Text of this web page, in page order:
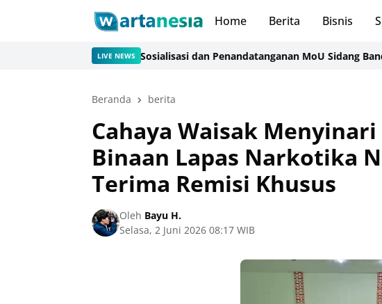
Home Berita Bisnis
LIVE NEWS
Tuan Rumah Sosialisasi dan Penandatanganan MoU Sidang Banding
Beranda berita
Cahaya Waisak
Binaan Lapas Narkotika
Terima Remisi Khusus
Oleh Bayu H.
Selasa, 2 Juni 2026 08:17 WIB